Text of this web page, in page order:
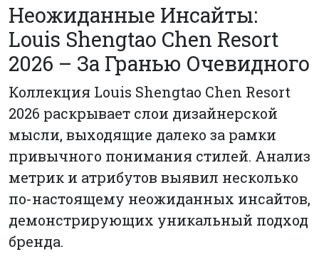
Неожиданные Инсайты:
Louis Shengtao Chen Resort
2026 – За Гранью Очевидного
Коллекция Louis Shengtao Chen Resort
2026 раскрывает слои дизайнерской
мысли, выходящие далеко за рамки
привычного понимания стилей. Анализ
метрик и атрибутов выявил несколько
по-настоящему неожиданных инсайтов,
демонстрирующих уникальный подход
бренда.